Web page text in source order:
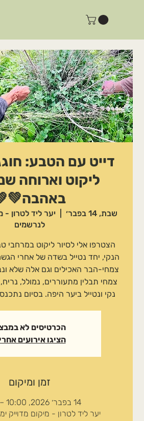
דייט עם הטבע:
ליקוט וארוחה
שבת, 14 בפבר׳
יער ליד לטרון -
לנרשמים
הצטרפו אלי לסיור ליקוט במרחבי
הנקי, יחד נטייל בשדה של אחרי
צמחי-הבר האכילים וגם אלה שלא
צמחי תבלין מתעוררים, נמולל,
נקי ונטייל ביער היפה. בסיום
הכרטיסים לא
הציגו אירועים
זמן ומיקום
14 בפבר׳ 2026, 10:00 – 13:00
יער ליד לטרון - מיקום מדוייק